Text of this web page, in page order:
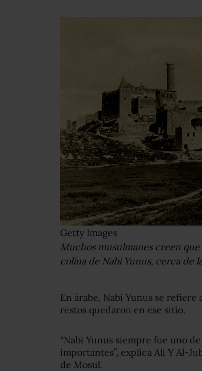
Getty Images
Muchos musulmanes creen
colina de Nabi Yunus, cerca de
En árabe, Nabi Yunus se
restos quedaron en ese sitio.
“Nabi Yunus siempre fue uno
importantes”, explica Ali Y Al-
de Mosul.